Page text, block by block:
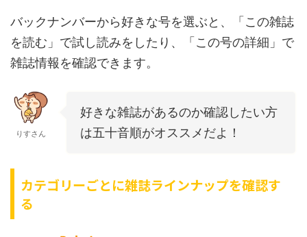
バックナンバーから好きな号を選ぶと、「この雑誌
を読む」で試し読みをしたり、「この号の詳細」で
雑誌情報を確認できます。
りすさん
好きな雑誌があるのか確認したい方
は五十音順がオススメだよ！
カテゴリーごとに雑誌ラインナップを確認す
る